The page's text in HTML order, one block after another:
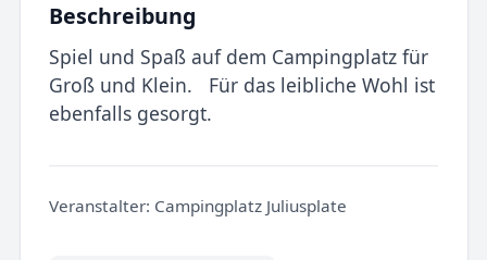
Beschreibung
Spiel und Spaß auf dem Campingplatz für
Groß und Klein. Für das leibliche Wohl ist
ebenfalls gesorgt.
Veranstalter: Campingplatz Juliusplate